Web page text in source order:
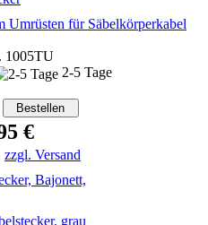
Umrüsten für Säbelkörperkabel
1005TU
2-5 Tage
€
zzgl. Versand
grau